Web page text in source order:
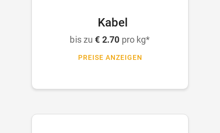
Kabel
bis zu€ 2.70 pro kg*
PREISE ANZEIGEN